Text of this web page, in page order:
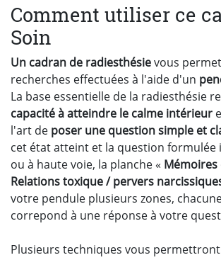
Comment utiliser ce
Soin
Un cadran de radiesthésievous
recherches effectuées à l'aide d'un
La base essentielle de la radiesthésie
capacité à atteindre le calme intérieur
l'art de poser une question simple et
cet état atteint et la question
ou à haute voie, la planche « Mémoires
Relations toxique / pervers
votre pendule plusieurs zones,
correpond à une réponse à votre
Plusieurs techniques vous